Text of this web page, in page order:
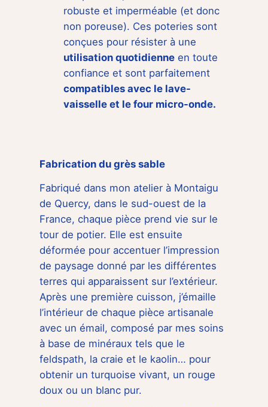
robuste et imperméable (et donc
non poreuse). Ces poteries sont
conçues pour résister à une
utilisation quotidienne en toute
confiance et sont parfaitement
compatibles avec le lave-
vaisselle et le four micro-onde.
Fabrication du grès sable
Fabriqué dans mon atelier à Montaigu
de Quercy, dans le sud-ouest de la
France, chaque pièce prend vie sur le
tour de potier. Elle est ensuite
déformée pour accentuer l’impression
de paysage donné par les différentes
terres qui apparaissent sur l’extérieur.
Après une première cuisson, j’émaille
l’intérieur de chaque pièce artisanale
avec un émail, composé par mes soins
à base de minéraux tels que le
feldspath, la craie et le kaolin… pour
obtenir un turquoise vivant, un rouge
doux ou un blanc pur.